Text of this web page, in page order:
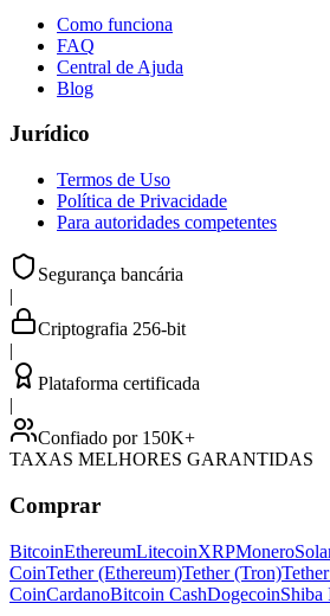
Como funciona
FAQ
Central de Ajuda
Blog
Jurídico
Termos de Uso
Política de Privacidade
Para autoridades competentes
Segurança bancária
|
Criptografia 256-bit
|
Plataforma certificada
|
Confiado por 150K+
TAXAS MELHORES GARANTIDAS
Comprar
BitcoinEthereumLitecoinXRPMonero
CoinTether (Ethereum)Tether (Tron)
CoinCardanoBitcoin CashDogecoinShiba